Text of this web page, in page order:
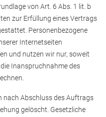
von Art. 6 Abs. 1 lit. b
zur Erfüllung eines Vertrags
Personenbezogene
Internetseiten
und nutzen wir nur, soweit
Inanspruchnahme des
nach Abschluss des Auftrags
gelöscht. Gesetzliche